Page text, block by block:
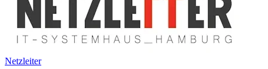
Netzleiter